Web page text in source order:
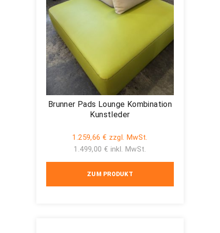
Brunner Pads Lounge Kombination
Kunstleder
1.259,66 € zzgl. MwSt.
1.499,00 € inkl. MwSt.
ZUM PRODUKT